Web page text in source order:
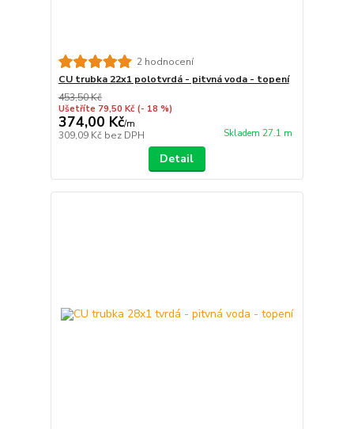
2 hodnocení
CU trubka 22x1 polotvrdá - pitvná voda - topení
453,50 Kč
Ušetříte 79,50 Kč (- 18 %)
374,00 Kč/m
309,09 Kč bez DPH Skladem 27.1 m
Detail